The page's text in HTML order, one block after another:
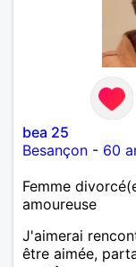
bea 25
Besançon - 60
Femme
amoureuse
J'aimerai
être aimée,